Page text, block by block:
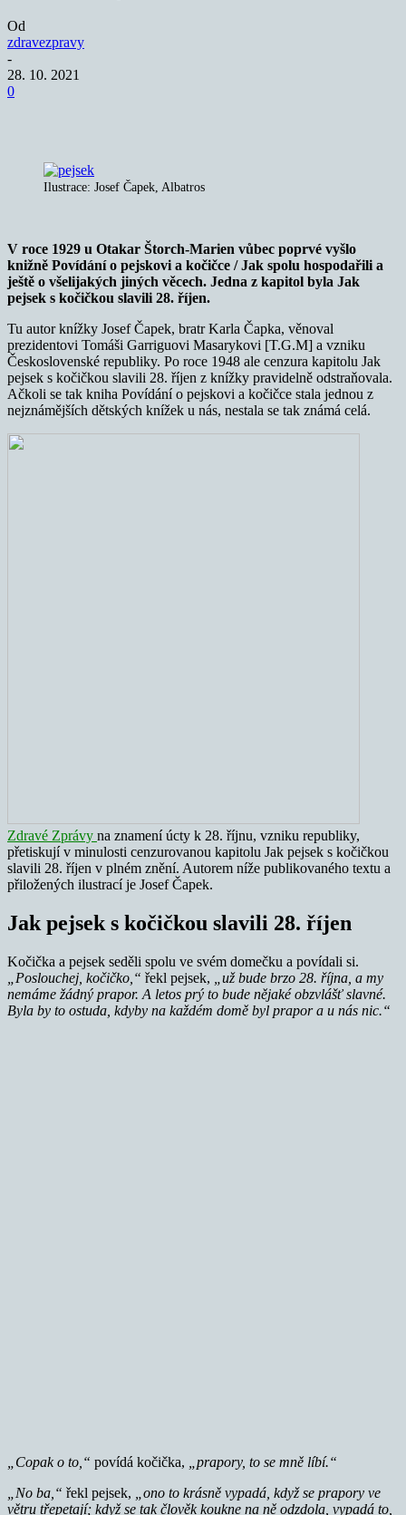
Od
zdravezpravy
-
28. 10. 2021
0
Ilustrace: Josef Čapek, Albatros
V roce 1929 u Otakar Štorch-Marien vůbec poprvé vyšlo
knižně Povídání o pejskovi a kočičce / Jak spolu hospodařili a
ještě o všelijakých jiných věcech. Jedna z kapitol byla Jak
pejsek s kočičkou slavili 28. říjen.
Tu autor knížky Josef Čapek, bratr Karla Čapka, věnoval
prezidentovi Tomáši Garriguovi Masarykovi [T.G.M] a vzniku
Československé republiky. Po roce 1948 ale cenzura kapitolu Jak
pejsek s kočičkou slavili 28. říjen z knížky pravidelně odstraňovala.
Ačkoli se tak kniha Povídání o pejskovi a kočičce stala jednou z
nejznámějších dětských knížek u nás, nestala se tak známá celá.
Zdravé Zprávy na znamení úcty k 28. říjnu, vzniku republiky,
přetiskují v minulosti cenzurovanou kapitolu Jak pejsek s kočičkou
slavili 28. říjen v plném znění. Autorem níže publikovaného textu a
přiložených ilustrací je Josef Čapek.
Jak pejsek s kočičkou slavili 28. říjen
Kočička a pejsek seděli spolu ve svém domečku a povídali si.
„Poslouchej, kočičko,“ řekl pejsek,
„už bude brzo 28. října, a my
nemáme žádný prapor. A letos prý to bude nějaké obzvlášť slavné.
Byla by to ostuda, kdyby na každém domě byl prapor a u nás nic.“
„Copak o to,“ povídá kočička,
„prapory, to se mně líbí.“
„No ba,“ řekl pejsek,
„ono to krásně vypadá, když se prapory ve
větru třepetají; když se tak člověk koukne na ně odzdola, vypadá to,